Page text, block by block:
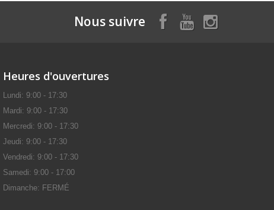
Nous suivre
Heures d'ouvertures
Lundi: 9:00 - 17:30
Mardi: 9:00 - 17:30
Mercredi: 9:00 - 17:30
Jeudi: 9:00 - 17:30
Vendredi: 9:00 - 17:30
Samedi: 9:00 - 17:00
Dimanche: FERMÉ